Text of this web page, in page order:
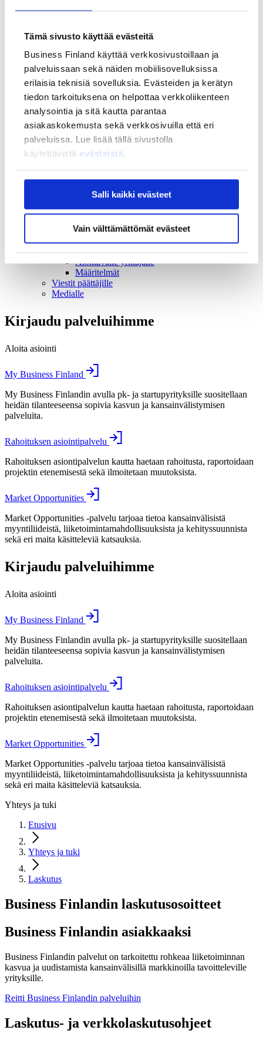
Tämä sivusto käyttää evästeitä
Business Finland käyttää verkkosivustoillaan ja
palveluissaan sekä näiden mobiilisovelluksissa
erilaisia teknisiä sovelluksia. Evästeiden ja kerätyn
tiedon tarkoituksena on helpottaa verkkoliikenteen
analysointia ja sitä kautta parantaa
asiakaskokemusta sekä verkkosivuilla että eri
palveluissa. Lue lisää tällä sivustolla
käytettävistä evästeistä.
Salli kaikki evästeet
Vain välttämättömät evästeet
Strategia ja vaikuttavuus
Business Finlandin strategia 2030
Ajankohtaista
Ajankohtaista
Uutiset
Yhteys ja tuki
Yhteys ja tuki
Yhteystiedot
Usein kysytyt kysymykset
Usein kysytyt kysymykset
Business Finland
Rahoitus
BF tunnus
Aloittavalle yrittäjälle
Määritelmät
Viestit päättäjille
Medialle
Kirjaudu palveluihimme
Aloita asiointi
My Business Finland
My Business Finlandin avulla pk- ja startupyrityksille suositellaan
heidän tilanteeseensa sopivia kasvun ja kansainvälistymisen
palveluita.
Rahoituksen asiointipalvelu
Rahoituksen asiontipalvelun kautta haetaan rahoitusta, raportoidaan
projektin etenemisestä sekä ilmoitetaan muutoksista.
Market Opportunities
Market Opportunities -palvelu tarjoaa tietoa kansainvälisistä
myyntiliideistä, liiketoimintamahdollisuuksista ja kehityssuunnista
sekä eri maita käsitteleviä katsauksia.
Kirjaudu palveluihimme
Aloita asiointi
My Business Finland
My Business Finlandin avulla pk- ja startupyrityksille suositellaan
heidän tilanteeseensa sopivia kasvun ja kansainvälistymisen
palveluita.
Rahoituksen asiointipalvelu
Rahoituksen asiontipalvelun kautta haetaan rahoitusta, raportoidaan
projektin etenemisestä sekä ilmoitetaan muutoksista.
Market Opportunities
Market Opportunities -palvelu tarjoaa tietoa kansainvälisistä
myyntiliideistä, liiketoimintamahdollisuuksista ja kehityssuunnista
sekä eri maita käsitteleviä katsauksia.
Yhteys ja tuki
Etusivu
Yhteys ja tuki
Laskutus
Business Finlandin laskutusosoitteet
Business Finlandin asiakkaaksi
Business Finlandin palvelut on tarkoitettu rohkeaa liiketoiminnan
kasvua ja uudistamista kansainvälisillä markkinoilla tavoitteleville
yrityksille.
Reitti Business Finlandin palveluihin
Laskutus- ja verkkolaskutusohjeet